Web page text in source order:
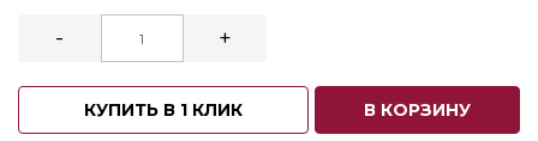
- +
КУПИТЬ В 1 КЛИК В КОРЗИНУ